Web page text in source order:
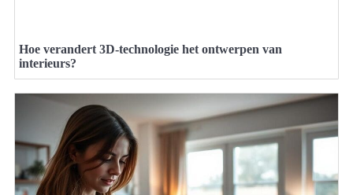
Hoe verandert 3D-technologie het ontwerpen van
interieurs?